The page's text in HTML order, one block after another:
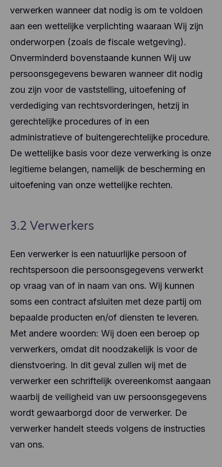
verwerken wanneer dat nodig is om te voldoen
aan een wettelijke verplichting waaraan Wij zijn
onderworpen (zoals de fiscale wetgeving).
Onverminderd bovenstaande kunnen Wij uw
persoonsgegevens bewaren wanneer dit nodig
zou zijn voor de vaststelling, uitoefening of
verdediging van rechtsvorderingen, hetzij in
gerechtelijke procedures of in een
administratieve of buitengerechtelijke procedure.
De wettelijke basis voor deze verwerking is onze
legitieme belangen, namelijk de bescherming en
uitoefening van onze wettelijke rechten.
3.2 Verwerkers
Een verwerker is een natuurlijke persoon of
rechtspersoon die persoonsgegevens verwerkt
op vraag van of in naam van ons. Wij kunnen
soms een contract afsluiten met deze partij om
bepaalde producten en/of diensten te leveren.
Met andere woorden: Wij doen een beroep op
verwerkers, omdat dit noodzakelijk is voor de
dienstvoering. In dit geval zullen wij met de
verwerker een schriftelijk overeenkomst aangaan
waarbij de veiligheid van uw persoonsgegevens
wordt gewaarborgd door de verwerker. De
verwerker handelt steeds volgens de instructies
van ons.
andere partijen.
Hotjar helpt de ervaring van onze gebruikers beter
te begrijpen (bv. hoeveel tijd ze doorbrengen op
welke pagina's, welke links ze verkiezen aan te
klikken, wat gebruikers wel en niet leuk vinden,
enz.). Hotjar gebruikt cookies en andere
technologieën om gegevens te verzamelen over
het gedrag van onze gebruikers en hun apparaten.
Hotjar slaat deze informatie op in een
gepseudonimiseerd gebruikersprofiel. Noch Hotjar,
individuele gebruikers te identificeren of te
koppelen aan verdere gegevens over een